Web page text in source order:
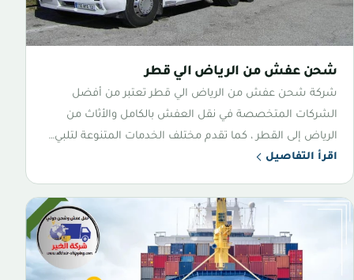
شحن عفش من الرياض الي قطر
شركة شحن عفش من الرياض الي قطر تعتبر من أفضل
الشركات المتخصصة في نقل العفش بالكامل والأثاث من
الرياض إلى القطر ، كما تقدم مختلف الخدمات المتنوعة لتلبي…
اقرأ التفاصيل